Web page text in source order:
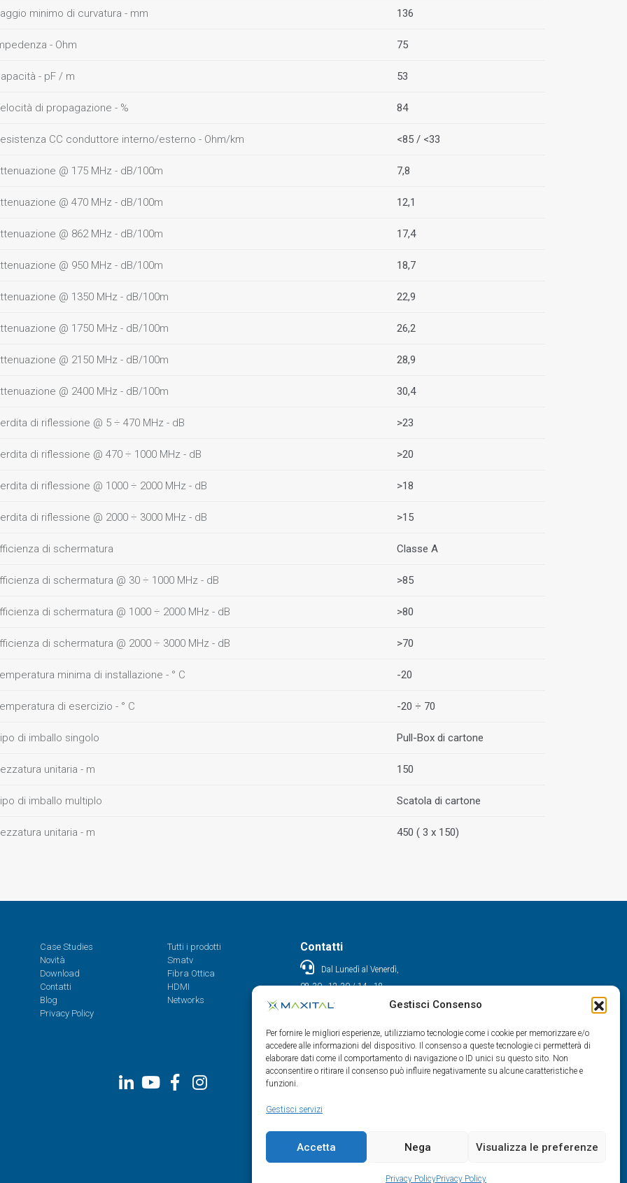
Gestisci Consenso
Per fornire le migliori esperienze, utilizziamo tecnologie come i cookie per memorizzare e/o
accedere alle informazioni del dispositivo. Il consenso a queste tecnologie ci permetterà di
elaborare dati come il comportamento di navigazione o ID unici su questo sito. Non
acconsentire o ritirare il consenso può influire negativamente su alcune caratteristiche e
funzioni.
Gestisci servizi
Accetta Nega Visualizza le preferenze
Privacy PolicyPrivacy Policy
minimo di curvatura - mm 136
- Ohm 75
- pF / m 53
di propagazione - % 84
CC conduttore interno/esterno - Ohm/km <85 / <33
@ 175 MHz - dB/100m 7,8
@ 470 MHz - dB/100m 12,1
@ 862 MHz - dB/100m 17,4
@ 950 MHz - dB/100m 18,7
@ 1350 MHz - dB/100m 22,9
@ 1750 MHz - dB/100m 26,2
@ 2150 MHz - dB/100m 28,9
@ 2400 MHz - dB/100m 30,4
di riflessione @ 5 ÷ 470 MHz - dB >23
di riflessione @ 470 ÷ 1000 MHz - dB >20
di riflessione @ 1000 ÷ 2000 MHz - dB >18
di riflessione @ 2000 ÷ 3000 MHz - dB >15
di schermatura Classe A
di schermatura @ 30 ÷ 1000 MHz - dB >85
di schermatura @ 1000 ÷ 2000 MHz - dB >80
di schermatura @ 2000 ÷ 3000 MHz - dB >70
minima di installazione - ° C -20
di esercizio - ° C -20 ÷ 70
di imballo singolo Pull-Box di cartone
unitaria - m 150
di imballo multiplo Scatola di cartone
unitaria - m 450 ( 3 x 150)
Case Studies
Novità
Download
Contatti
Blog
Privacy Policy
Tutti i prodotti
Smatv
Fibra Ottica
HDMI
Networks
Contatti
Dal Lunedì al Venerdì,
08.30 - 12.30 / 14 - 18
0522/909701
info@maxital.it